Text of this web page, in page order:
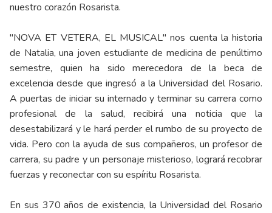
nuestro corazón Rosarista.
"NOVA ET VETERA, EL MUSICAL" nos cuenta la historia
de Natalia, una joven estudiante de medicina de penúltimo
semestre, quien ha sido merecedora de la beca de
excelencia desde que ingresó a la Universidad del Rosario.
A puertas de iniciar su internado y terminar su carrera como
profesional de la salud, recibirá una noticia que la
desestabilizará y le hará perder el rumbo de su proyecto de
vida. Pero con la ayuda de sus compañeros, un profesor de
carrera, su padre y un personaje misterioso, logrará recobrar
fuerzas y reconectar con su espíritu Rosarista.
En sus 370 años de existencia, la Universidad del Rosario